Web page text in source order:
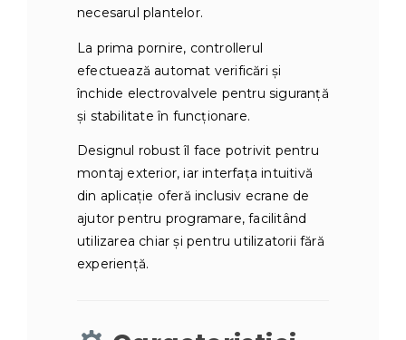
necesarul plantelor.
La prima pornire, controllerul
efectuează automat verificări și
închide electrovalvele pentru siguranță
și stabilitate în funcționare.
Designul robust îl face potrivit pentru
montaj exterior, iar interfața intuitivă
din aplicație oferă inclusiv ecrane de
ajutor pentru programare, facilitând
utilizarea chiar și pentru utilizatorii fără
experiență.